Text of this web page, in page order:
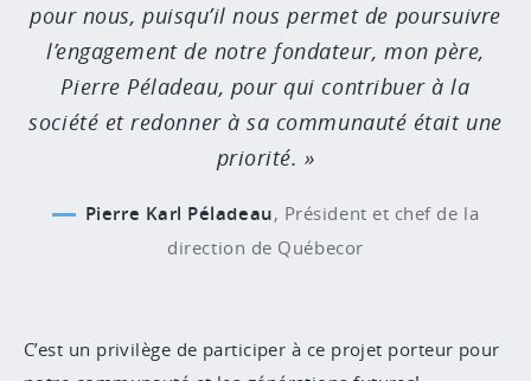
pour nous, puisqu’il nous permet de poursuivre
l’engagement de notre fondateur, mon père,
Pierre Péladeau, pour qui contribuer à la
société et redonner à sa communauté était une
priorité.
Pierre Karl Péladeau, Président et chef de la
direction de Québecor
C’est un privilège de participer à ce projet porteur pour